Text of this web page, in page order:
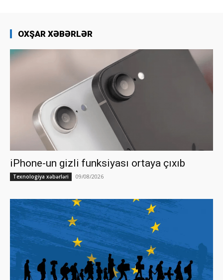
OXŞAR XƏBƏRLƏR
iPhone-un gizli funksiyası ortaya çıxıb
Texnologiya xəbərləri 09/08/2026